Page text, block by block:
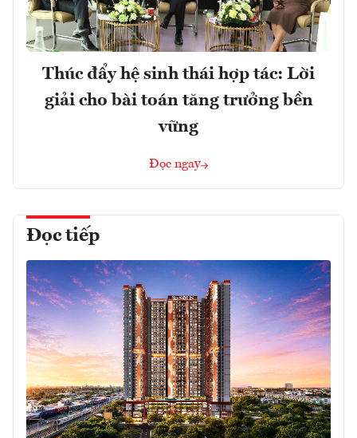
Thúc đẩy hệ sinh thái hợp tác: Lời
giải cho bài toán tăng trưởng bền
vững
Đọc ngay
Đọc tiếp